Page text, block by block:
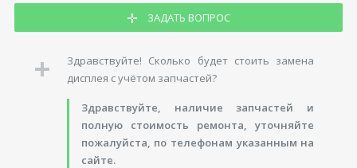
ЗАДАТЬ ВОПРОС
Здравствуйте! Сколько будет стоить замена
дисплея с учётом запчастей?
Здравствуйте, наличие запчастей и
полную стоимость ремонта, уточняйте
пожалуйста, по телефонам указанным на
сайте.